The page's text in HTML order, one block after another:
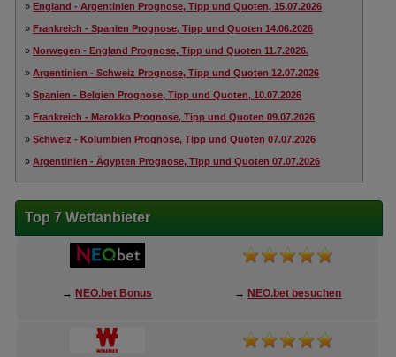
»England - Argentinien Prognose, Tipp und Quoten, 15.07.2026
»Frankreich - Spanien Prognose, Tipp und Quoten 14.06.2026
»Norwegen - England Prognose, Tipp und Quoten 11.7.2026.
»Argentinien - Schweiz Prognose, Tipp und Quoten 12.07.2026
»Spanien - Belgien Prognose, Tipp und Quoten, 10.07.2026
»Frankreich - Marokko Prognose, Tipp und Quoten 09.07.2026
»Schweiz - Kolumbien Prognose, Tipp und Quoten 07.07.2026
»Argentinien - Ägypten Prognose, Tipp und Quoten 07.07.2026
Top 7 Wettanbieter
→ NEO.bet Bonus → NEO.bet besuchen